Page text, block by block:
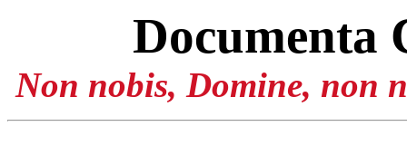
Documenta
Non nobis, Domine, non